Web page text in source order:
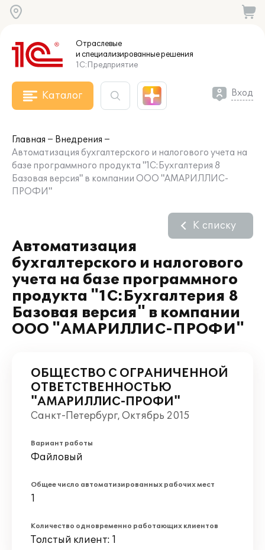
Отраслевые
и специализированныерешения
1С:Предприятие
Каталог Вход
Главная
Внедрения
Автоматизация бухгалтерского и налогового учета на
базе программного продукта "1С:Бухгалтерия 8
Базовая версия" в компании ООО "АМАРИЛЛИС-
ПРОФИ"
Автоматизация
бухгалтерского и налогового
учета на базе программного
продукта "1С:Бухгалтерия 8
Базовая версия" в компании
ООО "АМАРИЛЛИС-ПРОФИ"
К списку
ОБЩЕСТВО С ОГРАНИЧЕННОЙ
ОТВЕТСТВЕННОСТЬЮ
"АМАРИЛЛИС-ПРОФИ"
Санкт-Петербург, Октябрь 2015
Вариант работы
Файловый
Общее число автоматизированных рабочих мест
1
Количество одновременно работающих клиентов
Толстый клиент: 1